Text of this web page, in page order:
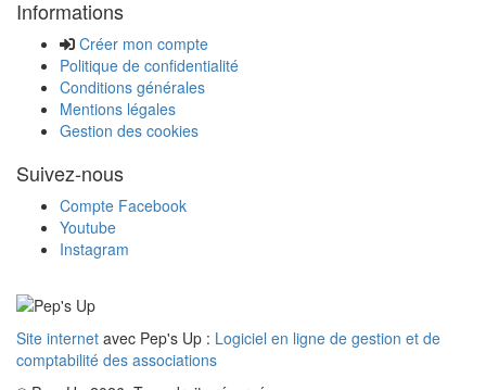
Informations
Créer mon compte
Politique de confidentialité
Conditions générales
Mentions légales
Gestion des cookies
Suivez-nous
Compte Facebook
Youtube
Instagram
Site internet avec Pep's Up : Logiciel en ligne de gestion et de
comptabilité des associations